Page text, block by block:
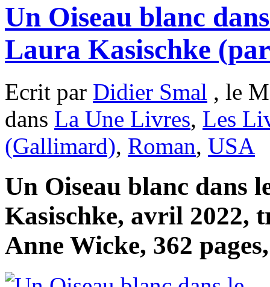
Un Oiseau blanc
Laura Kasischke
Ecrit par Didier Smal , le
dans La Une Livres, Les
(Gallimard), Roman, USA
Un Oiseau blanc dans
Kasischke, avril 2022,
Anne Wicke, 362